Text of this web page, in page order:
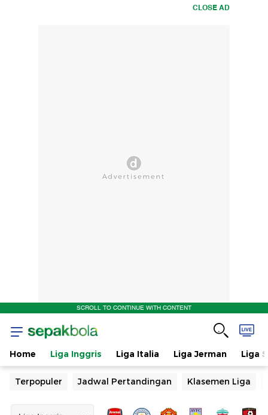
CLOSE AD
SCROLL TO CONTINUE WITH CONTENT
Home Liga Inggris Liga Italia Liga Jerman Liga
Terpopuler Jadwal Pertandingan Klasemen Liga